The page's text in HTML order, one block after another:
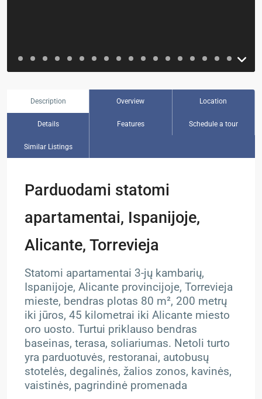
Description Overview Location
Details Features Schedule a tour
Similar Listings
Parduodami statomi
apartamentai, Ispanijoje,
Alicante, Torrevieja
Statomi apartamentai 3-jų kambarių,
Ispanijoje, Alicante provincijoje, Torrevieja
mieste, bendras plotas 80 m², 200 metrų
iki jūros, 45 kilometrai iki Alicante miesto
oro uosto. Turtui priklauso bendras
baseinas, terasa, soliariumas. Netoli turto
yra parduotuvės, restoranai, autobusų
stotelės, degalinės, žalios zonos, kavinės,
vaistinės, pagrindinė promenada